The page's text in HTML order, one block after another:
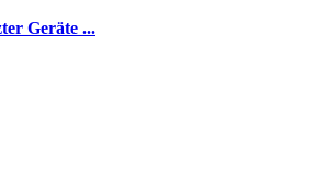
Geräte ...